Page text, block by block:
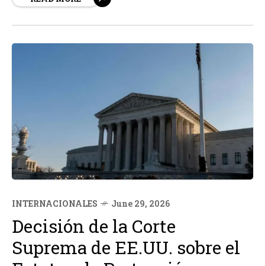
INTERNACIONALES June 29, 2026
Decisión de la Corte
Suprema de EE.UU. sobre el